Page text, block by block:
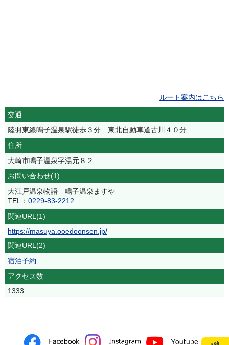
ルート案内はこちら
交通
陸羽東線鳴子温泉駅徒歩３分 東北自動車道古川４０分
住所
大崎市鳴子温泉字湯元８２
お問い合わせ(1)
大江戸温泉物語 鳴子温泉ますや
TEL： 0229-83-2212
関連URL(1)
https://masuya.ooedoonsen.jp/
関連URL(2)
宿泊予約
アクセス数
1333